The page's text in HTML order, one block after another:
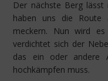
Der nächste Berg
haben uns die Route
meckern. Nun wird
verdichtet sich der
das ein oder andere
hochkämpfen muss.